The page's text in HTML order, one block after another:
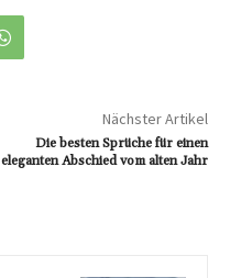
Nächster Artikel
Die besten Sprüche für einen
eleganten Abschied vom alten Jahr